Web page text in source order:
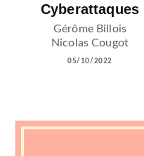
Cyberattaques
Gérôme Billois
Nicolas Cougot
05/10/2022